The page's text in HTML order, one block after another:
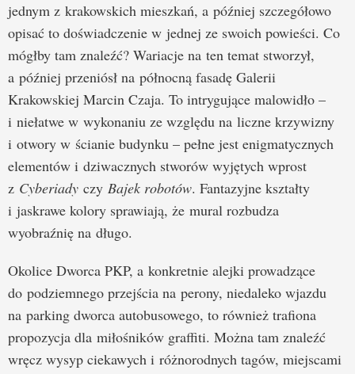
jednym z krakowskich mieszkań, a później szczegółowo
opisać to doświadczenie w jednej ze swoich powieści. Co
mógłby tam znaleźć? Wariacje na ten temat stworzył,
a później przeniósł na północną fasadę Galerii
Krakowskiej Marcin Czaja. To intrygujące malowidło –
i niełatwe w wykonaniu ze względu na liczne krzywizny
i otwory w ścianie budynku – pełne jest enigmatycznych
elementów i dziwacznych stworów wyjętych wprost
z Cyberiady czy Bajek robotów. Fantazyjne kształty
i jaskrawe kolory sprawiają, że mural rozbudza
wyobraźnię na długo.
Okolice Dworca PKP, a konkretnie alejki prowadzące
do podziemnego przejścia na perony, niedaleko wjazdu
na parking dworca autobusowego, to również trafiona
propozycja dla miłośników graffiti. Można tam znaleźć
wręcz wysyp ciekawych i różnorodnych tagów, miejscami